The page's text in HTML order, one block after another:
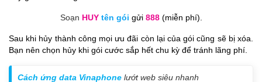
Soạn HUY tên gói gửi 888(miễn phí).
Sau khi hủy thành công mọi ưu đãi còn lại của gói cũng sẽ bị xóa.
Bạn nên chọn hủy khi gói cước sắp hết chu kỳ để tránh lãng phí.
Cách ứng data Vinaphone lướt web siêu nhanh